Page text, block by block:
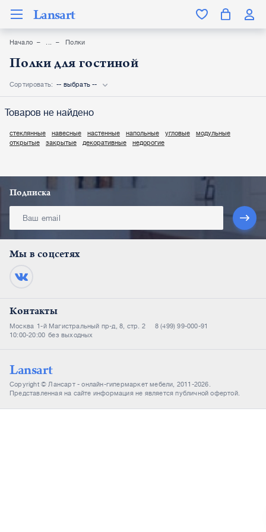
Lansart
Начало Полки
Полки для гостиной
Сортировать: -- выбрать --
Товаров не найдено
стеклянные навесные настенные напольные угловые
модульные
открытые
закрытые декоративные недорогие
Подписка
Мы в соцсетях
Контакты
Москва 1-й Магистральный пр-д, 8, стр. 2
8 (499) 99-000-91
10:00-20:00 без выходных
Lansart
Copyright © Лансарт - онлайн-гипермаркет мебели, 2011-2026.
Представленная на сайте информация не является публичной офертой.